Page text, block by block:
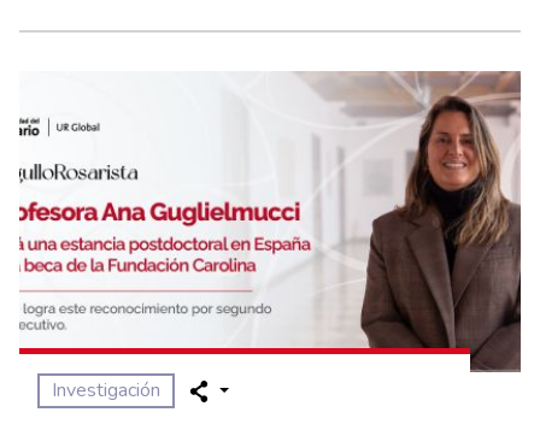
Investigación